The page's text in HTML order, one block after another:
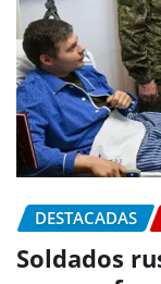
DESTACADAS
Soldados